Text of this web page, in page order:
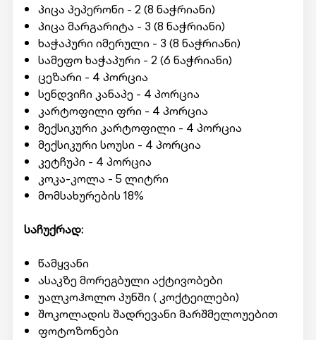
პიცა პეპერონი - 2 (8 ნაჭრიანი)
პიცა მარგარიტა - 3 (8 ნაჭრიანი)
ხაჭაპური იმერული - 3 (8 ნაჭრიანი)
სამეფო ხაჭაპური - 2 (6 ნაჭრიანი)
ცეზარი - 4 პორცია
სენდვიჩი კანაპე - 4 პორცია
კარტოფილი ფრი - 4 პორცია
მექსიკური კარტოფილი - 4 პორცია
მექსიკური სოუსი - 4 პორცია
კეტჩუპი - 4 პორცია
კოკა-კოლა - 5 ლიტრი
მომსახურების 18%
საჩუქრად:
წამყვანი
ასაკზე მორეგბული აქტივობები
უალკოჰოლო პუნში ( კოქტეილები)
შოკოლადის შადრევანი მარშმელოუებით
ფოტოზონები